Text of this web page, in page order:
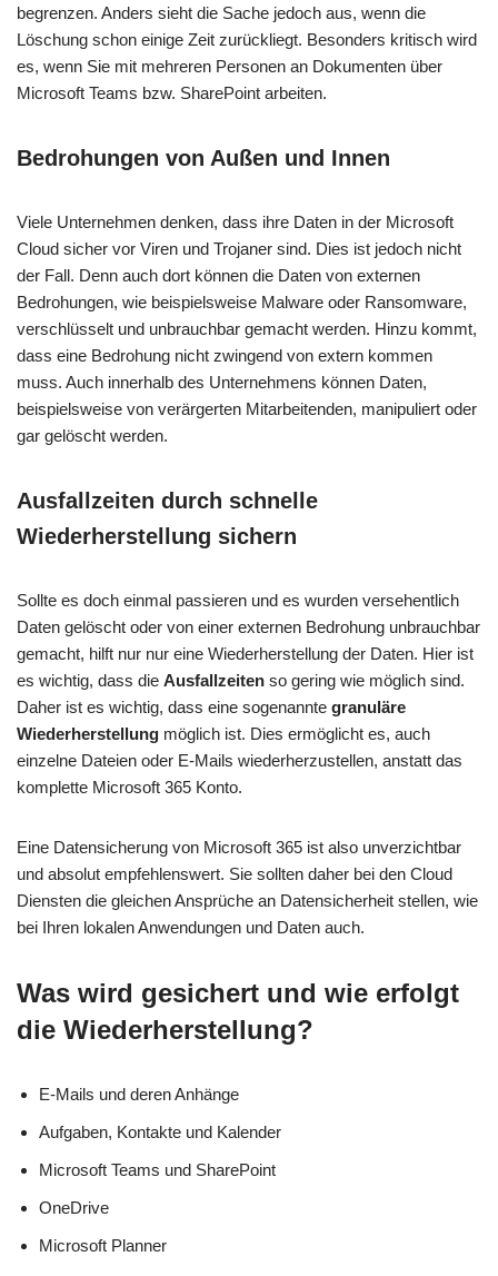
begrenzen. Anders sieht die Sache jedoch aus, wenn die
Löschung schon einige Zeit zurückliegt. Besonders kritisch wird
es, wenn Sie mit mehreren Personen an Dokumenten über
Microsoft Teams bzw. SharePoint arbeiten.
Bedrohungen von Außen und Innen
Viele Unternehmen denken, dass ihre Daten in der Microsoft
Cloud sicher vor Viren und Trojaner sind. Dies ist jedoch nicht
der Fall. Denn auch dort können die Daten von externen
Bedrohungen, wie beispielsweise Malware oder Ransomware,
verschlüsselt und unbrauchbar gemacht werden. Hinzu kommt,
dass eine Bedrohung nicht zwingend von extern kommen
muss. Auch innerhalb des Unternehmens können Daten,
beispielsweise von verärgerten Mitarbeitenden, manipuliert oder
gar gelöscht werden.
Ausfallzeiten durch schnelle
Wiederherstellung sichern
Sollte es doch einmal passieren und es wurden versehentlich
Daten gelöscht oder von einer externen Bedrohung unbrauchbar
gemacht, hilft nur nur eine Wiederherstellung der Daten. Hier ist
es wichtig, dass die Ausfallzeiten so gering wie möglich sind.
Daher ist es wichtig, dass eine sogenannte granuläre
Wiederherstellung möglich ist. Dies ermöglicht es, auch
einzelne Dateien oder E-Mails wiederherzustellen, anstatt das
komplette Microsoft 365 Konto.
Eine Datensicherung von Microsoft 365 ist also unverzichtbar
und absolut empfehlenswert. Sie sollten daher bei den Cloud
Diensten die gleichen Ansprüche an Datensicherheit stellen, wie
bei Ihren lokalen Anwendungen und Daten auch.
Was wird gesichert und wie erfolgt
die Wiederherstellung?
E-Mails und deren Anhänge
Aufgaben, Kontakte und Kalender
Microsoft Teams und SharePoint
OneDrive
Microsoft Planner